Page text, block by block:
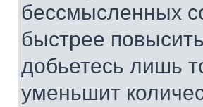
бессмысленных
быстрее
добьетесь лишь
уменьшит